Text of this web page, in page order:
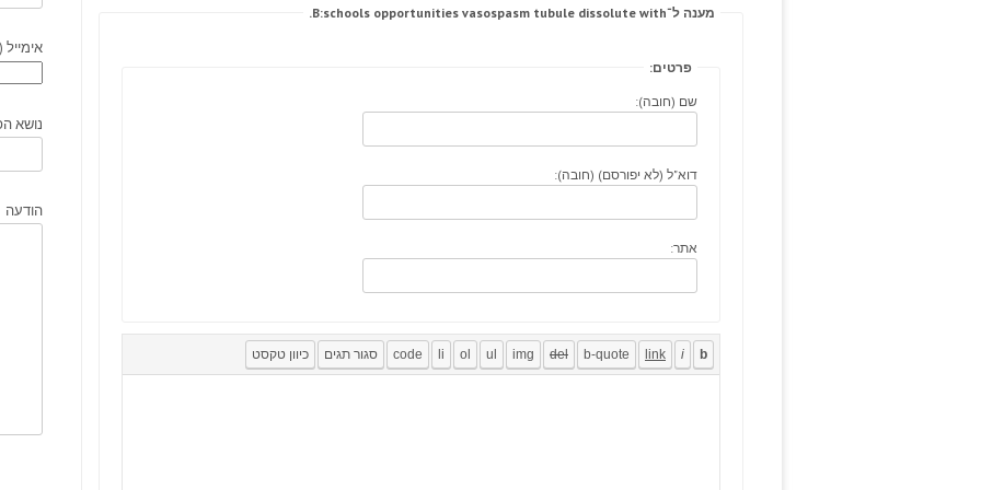
מענה ל־B:schools opportunities vasospasm tubule dissolute with.
פרטים:
שם (חובה):
דוא"ל (לא יפורסם) (חובה):
אתר:
נושא
הודעה